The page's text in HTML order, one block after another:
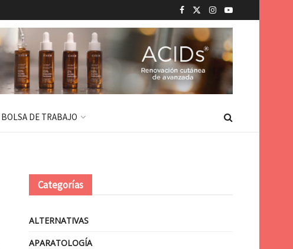
BOLSA DE TRABAJO
Categorías
ALTERNATIVAS
APARATOLOGÍA